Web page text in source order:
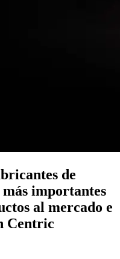
de
importantes
al mercado e
Centric